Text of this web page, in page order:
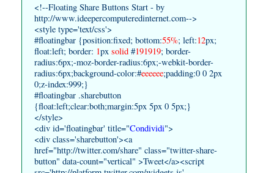
<!--Floating Share Buttons Start - by
http://www.ideepercomputeredinternet.com-->
<style type='text/css'>
#floatingbar {position:fixed; bottom:55%; left:12px;
float:left; border: 1px solid #191919; border-
radius:6px;-moz-border-radius:6px;-webkit-border-
radius:6px;background-color:#eeeeee;padding:0 0 2px
0;z-index:999;}
#floatingbar .sharebutton
{float:left;clear:both;margin:5px 5px 0 5px;}
</style>
<div id='floatingbar' title="Condividi">
<div class='sharebutton'><a
href="http://twitter.com/share" class="twitter-share-
button" data-count="vertical" >Tweet</a><script